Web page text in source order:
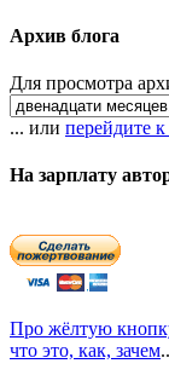
Архив блога
Для просмотра
... или перейдите
На зарплату
Про жёлтую
что это, как, зачем